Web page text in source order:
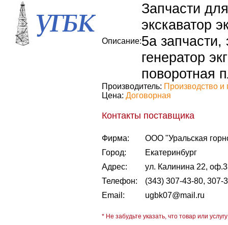
Описание:
Запчасти
экскаватор
5а запчасти,
генератор
поворотная
Производитель: Производство и
Цена: Договорная
Контакты поставщика
Фирма:
ООО "Уральская
Город:
Екатеринбург
Адрес:
ул. Калинина 22,
Телефон:
(343) 307-43-80, 307-
Email:
ugbk07@mail.ru
* Не забудьте указать, что товар или